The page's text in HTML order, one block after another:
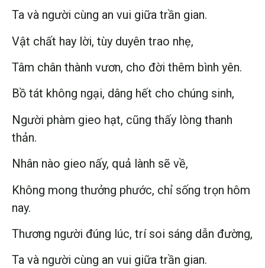
Ta và người cùng an vui giữa trần gian.
Vật chất hay lời, tùy duyên trao nhẹ,
Tâm chân thành vươn, cho đời thêm bình yên.
Bồ tát không ngại, dâng hết cho chúng sinh,
Người phàm gieo hạt, cũng thấy lòng thanh
thản.
Nhân nào gieo nấy, quả lành sẽ về,
Không mong thưởng phước, chỉ sống trọn hôm
nay.
Thương người đúng lúc, trí soi sáng dẫn đường,
Ta và người cùng an vui giữa trần gian.